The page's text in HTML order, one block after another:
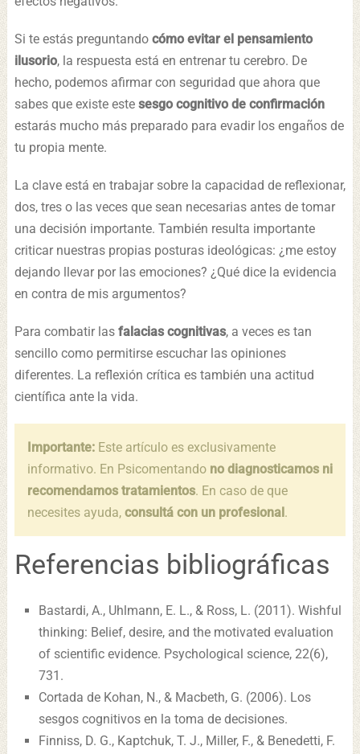
Si te estás preguntando cómo evitar el pensamiento
ilusorio, la respuesta está en entrenar tu cerebro. De
hecho, podemos afirmar con seguridad que ahora que
sabes que existe este sesgo cognitivo de confirmación
estarás mucho más preparado para evadir los engaños de
tu propia mente.
La clave está en trabajar sobre la capacidad de reflexionar,
dos, tres o las veces que sean necesarias antes de tomar
una decisión importante. También resulta importante
criticar nuestras propias posturas ideológicas: ¿me estoy
dejando llevar por las emociones? ¿Qué dice la evidencia
en contra de mis argumentos?
Para combatir las falacias cognitivas, a veces es tan
sencillo como permitirse escuchar las opiniones
diferentes. La reflexión crítica es también una actitud
científica ante la vida.
Importante:Este artículo es exclusivamente
informativo. En Psicomentando no diagnosticamos ni
recomendamos tratamientos. En caso de que
necesites ayuda, consultá con un profesional.
Referencias bibliográficas
Bastardi, A., Uhlmann, E. L., & Ross, L. (2011). Wishful
thinking: Belief, desire, and the motivated evaluation
of scientific evidence. Psychological science, 22(6),
731.
Cortada de Kohan, N., & Macbeth, G. (2006). Los
sesgos cognitivos en la toma de decisiones.
Finniss, D. G., Kaptchuk, T. J., Miller, F., & Benedetti, F.